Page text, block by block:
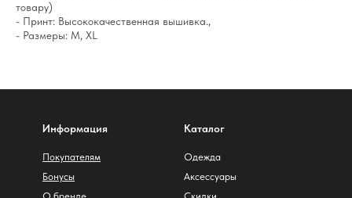
товару)
- Принт: Высококачественная вышивка.,
- Размеры: M, XL
Аксессуары
Одежда
Каталог
Бонусы
Покупателям
Информация